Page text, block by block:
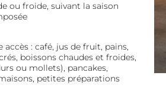
ou froide, suivant la saison
: café, jus de fruit, pains,
boissons chaudes et froides,
ou mollets), pancakes,
petites préparations